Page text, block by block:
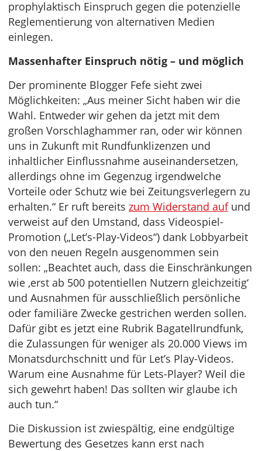
prophylaktisch Einspruch gegen die potenzielle
Reglementierung von alternativen Medien
einlegen.
Massenhafter Einspruch nötig – und möglich
Der prominente Blogger Fefe sieht zwei
Möglichkeiten: „Aus meiner Sicht haben wir die
Wahl. Entweder wir gehen da jetzt mit dem
großen Vorschlaghammer ran, oder wir können
uns in Zukunft mit Rundfunklizenzen und
inhaltlicher Einflussnahme auseinandersetzen,
allerdings ohne im Gegenzug irgendwelche
Vorteile oder Schutz wie bei Zeitungsverlegern zu
erhalten.“ Er ruft bereits zum Widerstand aufund
verweist auf den Umstand, dass Videospiel-
Promotion („Let’s-Play-Videos“) dank Lobbyarbeit
von den neuen Regeln ausgenommen sein
sollen: „Beachtet auch, dass die Einschränkungen
wie ‚erst ab 500 potentiellen Nutzern gleichzeitig‘
und Ausnahmen für ausschließlich persönliche
oder familiäre Zwecke gestrichen werden sollen.
Dafür gibt es jetzt eine Rubrik Bagatellrundfunk,
die Zulassungen für weniger als 20.000 Views im
Monatsdurchschnitt und für Let’s Play-Videos.
Warum eine Ausnahme für Lets-Player? Weil die
sich gewehrt haben! Das sollten wir glaube ich
auch tun.“
Die Diskussion ist zwiespältig, eine endgültige
Bewertung des Gesetzes kann erst nach